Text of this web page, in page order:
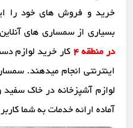
خرید و فروش های خود را
بسیاری از سمساری های
در منطقه 4
کار خرید لوازم
اینترنتی انجام میدهند.
لوازم آشپزخانه در خاک
آماده ارائه خدمات به شما